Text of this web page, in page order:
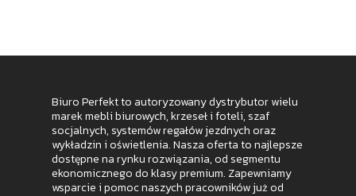
Biuro Perfekt to autoryzowany dystrybutor wielu
marek mebli biurowych, krzeseł i foteli, szaf
socjalnych, systemów regałów jezdnych oraz
wykładzin i oświetlenia. Nasza oferta to najlepsze
dostępne na rynku rozwiązania, od segmentu
ekonomicznego do klasy premium. Zapewniamy
wsparcie i pomoc naszych pracowników już od